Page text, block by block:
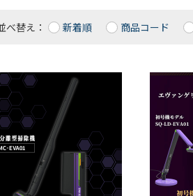
べ替え： 新着順 商品コード